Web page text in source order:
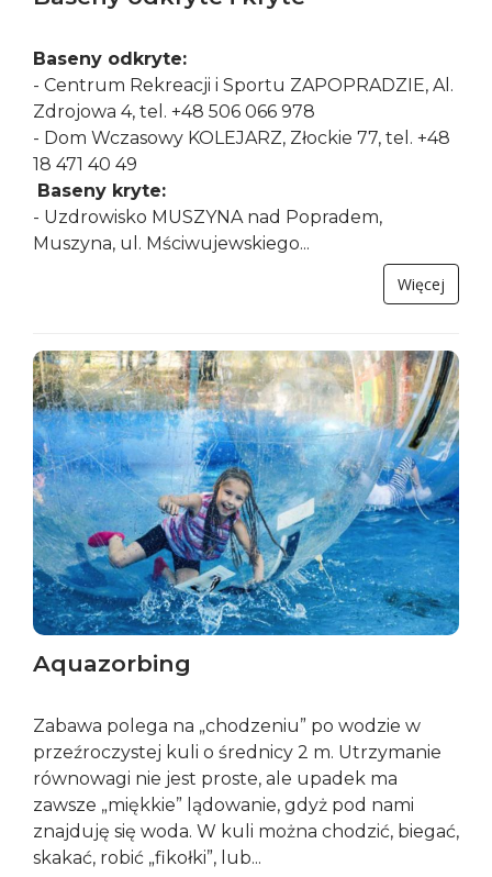
Baseny odkryte:
- Centrum Rekreacji i Sportu ZAPOPRADZIE, Al.
Zdrojowa 4, tel. +48 506 066 978
- Dom Wczasowy KOLEJARZ, Złockie 77, tel. +48
18 471 40 49
Baseny kryte:
- Uzdrowisko MUSZYNA nad Popradem,
Muszyna, ul. Mściwujewskiego...
Więcej
Aquazorbing
Zabawa polega na „chodzeniu” po wodzie w
przeźroczystej kuli o średnicy 2 m. Utrzymanie
równowagi nie jest proste, ale upadek ma
zawsze „miękkie” lądowanie, gdyż pod nami
znajduję się woda. W kuli można chodzić, biegać,
skakać, robić „fikołki”, lub...